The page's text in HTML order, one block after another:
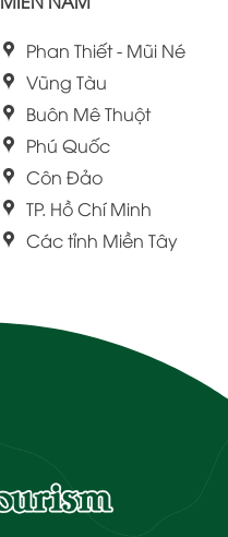
Phan Thiết - Mũi Né
Vũng Tàu
Buôn Mê Thuột
Phú Quốc
Côn Đảo
TP. Hồ Chí Minh
Các tỉnh Miền Tây